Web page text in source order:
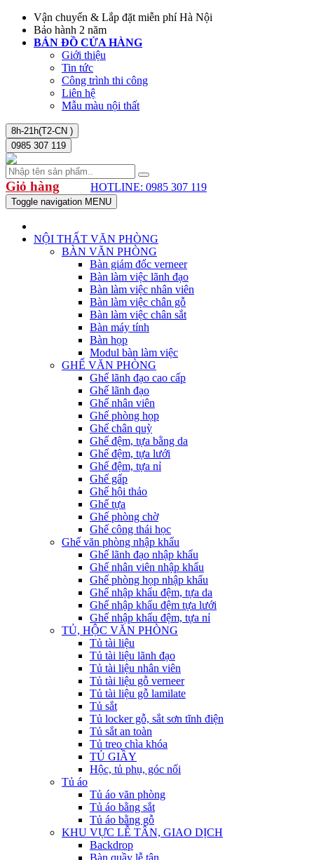
Vận chuyển & Lắp đặt miễn phí Hà Nội
Bảo hành 2 năm
BẢN ĐỒ CỬA HÀNG
Giới thiệu
Tin tức
Công trình thi công
Liên hệ
Mẫu màu nội thất
8h-21h(T2-CN )
0985 307 119
Giỏ hàng HOTLINE: 0985 307 119
Toggle navigation MENU
NỘI THẤT VĂN PHÒNG
BÀN VĂN PHÒNG
Bàn giám đốc verneer
Bàn làm việc lãnh đạo
Bàn làm việc nhân viên
Bàn làm việc chân gỗ
Bàn làm việc chân sắt
Bàn máy tính
Bàn họp
Modul bàn làm việc
GHẾ VĂN PHÒNG
Ghế lãnh đạo cao cấp
Ghế lãnh đạo
Ghế nhân viên
Ghế phòng họp
Ghế chân quỳ
Ghế đệm, tựa bằng da
Ghế đệm, tựa lưới
Ghế đệm, tựa nỉ
Ghế gấp
Ghế hội thảo
Ghế tựa
Ghế phòng chờ
Ghế công thái học
Ghế văn phòng nhập khẩu
Ghế lãnh đạo nhập khẩu
Ghế nhân viên nhập khẩu
Ghế phòng họp nhập khẩu
Ghế nhập khẩu đệm, tựa da
Ghế nhập khẩu đệm tựa lưới
Ghế nhập khẩu đệm, tựa nỉ
TỦ, HỘC VĂN PHÒNG
Tủ tài liệu
Tủ tài liệu lãnh đạo
Tủ tài liệu nhân viên
Tủ tài liệu gỗ verneer
Tủ tài liệu gỗ lamilate
Tủ sắt
Tủ locker gỗ, sắt sơn tĩnh điện
Tủ sắt an toàn
Tủ treo chìa khóa
TỦ GIẦY
Hộc, tủ phụ, góc nối
Tủ áo
Tủ áo văn phòng
Tủ áo bằng sắt
Tủ áo bằng gỗ
KHU VỰC LỄ TÂN, GIAO DỊCH
Backdrop
Bàn quầy lễ tân